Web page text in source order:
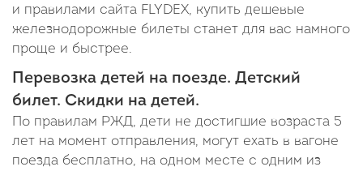
и правилами сайта FLYDEX, купить дешевые
железнодорожные билеты станет для вас намного
проще и быстрее.
Перевозка детей на поезде. Детский
билет. Скидки на детей.
По правилам РЖД, дети не достигшие возраста 5
лет на момент отправления, могут ехать в вагоне
поезда бесплатно, на одном месте с одним из